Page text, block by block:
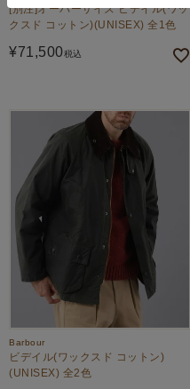
[別注]オーバーサイズ ビデイル(ワッ
クスド コットン)(UNISEX) 全1色
¥71,500税込
Barbour
ビデイル(ワックスド コットン)
(UNISEX) 全2色